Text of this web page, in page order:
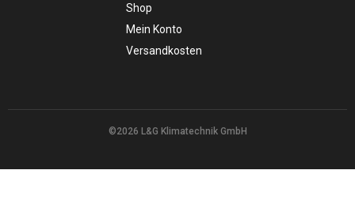
Shop
Mein Konto
Versandkosten
©2026 L&G Klimatechnik GmbH